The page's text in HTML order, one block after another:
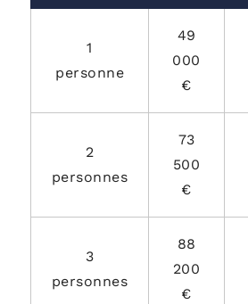
1
personne
49
000
€
2
personnes
73
500
€
3
personnes
88
200
€